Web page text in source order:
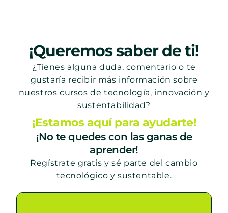
¡Queremos saber de ti!
¿Tienes alguna duda, comentario o te
gustaría recibir más información sobre
nuestros cursos de tecnología, innovación y
sustentabilidad?
¡Estamos aquí para ayudarte!
¡No te quedes con las ganas de
aprender!
Regístrate gratis y sé parte del cambio
tecnológico y sustentable.